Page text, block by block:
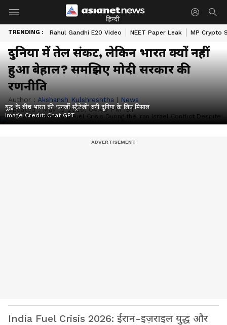
हिन्दी
TRENDING : Rahul Gandhi E20 Video NEET Paper Leak MP Crypto
दुनिया में तेल संकट, लेकिन भारत क्यों नहीं
हुआ बेहाल? समझिए मोदी सरकार की
रणनीति
Author : Akshansh Kulshreshtha | News
Updated :May 15 2026, 04:49 PM IST
युद्ध के बीच भारत की ‘एनर्जी स्ट्रैटेजी’ बनी दुनिया के लिए मिसाल
Image Credit:Chat GPT
India Fuel Crisis 2026: ईरान-इज़राइल युद्ध और